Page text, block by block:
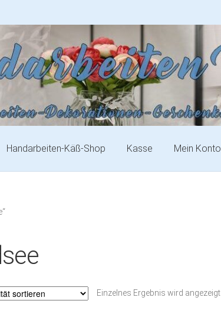
Handarbeiten-Käß-Shop Kasse Mein Konto
Einzelnes Ergebnis wird angezeigt